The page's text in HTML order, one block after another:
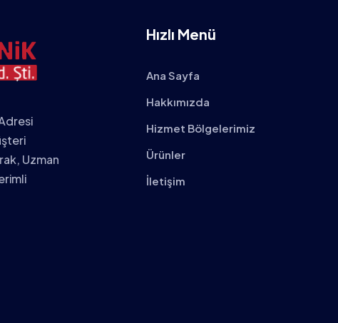
Uzman
Hızlı Menü
Ana Sayfa
Hakkımızda
Hizmet Bölgelerimiz
Ürünler
İletişim